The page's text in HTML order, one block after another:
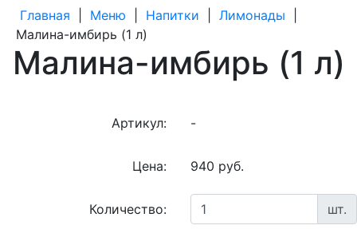
Главная Меню Напитки Лимонады
Малина-имбирь (1 л)
Малина-имбирь (1 л)
Артикул: -
Цена: 940 руб.
Количество: шт.